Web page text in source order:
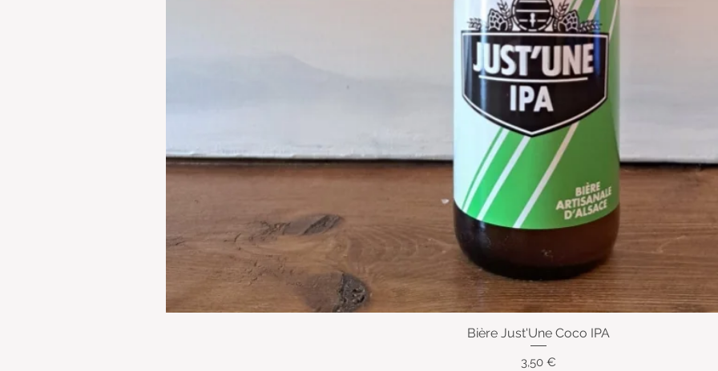
Aperçu rapide
Bière Just'Une Coco IPA
Prix
3,50 €